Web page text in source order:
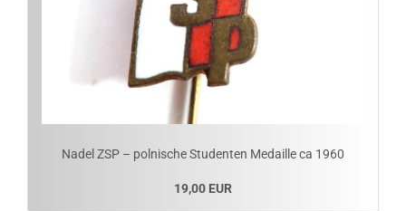
Nadel ZSP – polnische Studenten Medaille ca 1960
19,00 EUR